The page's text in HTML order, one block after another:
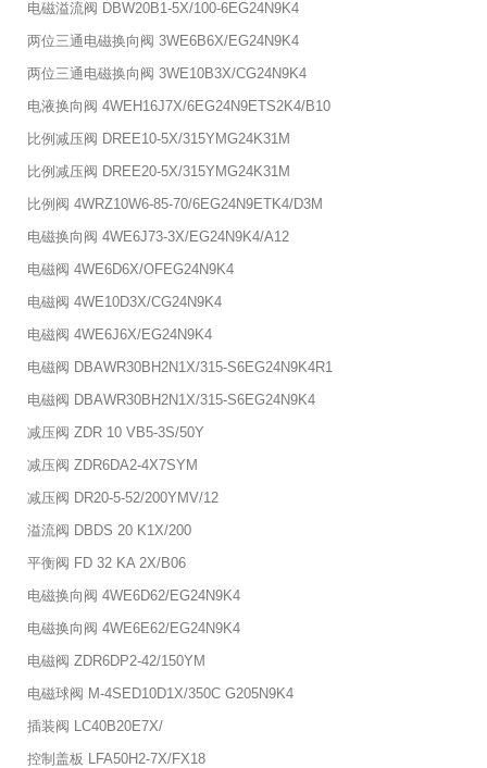
电磁溢流阀 DBW20B1-5X/100-6EG24N9K4
两位三通电磁换向阀 3WE6B6X/EG24N9K4
两位三通电磁换向阀 3WE10B3X/CG24N9K4
电液换向阀 4WEH16J7X/6EG24N9ETS2K4/B10
比例减压阀 DREE10-5X/315YMG24K31M
比例减压阀 DREE20-5X/315YMG24K31M
比例阀 4WRZ10W6-85-70/6EG24N9ETK4/D3M
电磁换向阀 4WE6J73-3X/EG24N9K4/A12
电磁阀 4WE6D6X/OFEG24N9K4
电磁阀 4WE10D3X/CG24N9K4
电磁阀 4WE6J6X/EG24N9K4
电磁阀 DBAWR30BH2N1X/315-S6EG24N9K4R1
电磁阀 DBAWR30BH2N1X/315-S6EG24N9K4
减压阀 ZDR 10 VB5-3S/50Y
减压阀 ZDR6DA2-4X7SYM
减压阀 DR20-5-52/200YMV/12
溢流阀 DBDS 20 K1X/200
平衡阀 FD 32 KA 2X/B06
电磁换向阀 4WE6D62/EG24N9K4
电磁换向阀 4WE6E62/EG24N9K4
电磁阀 ZDR6DP2-42/150YM
电磁球阀 M-4SED10D1X/350C G205N9K4
插装阀 LC40B20E7X/
控制盖板 LFA50H2-7X/FX18